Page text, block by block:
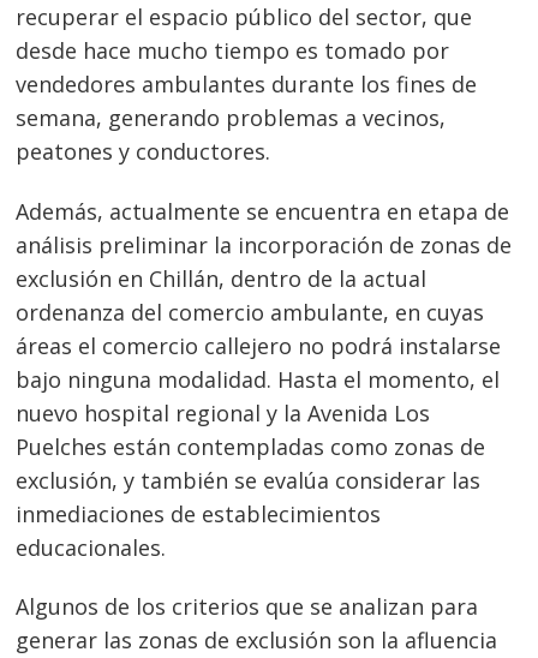
recuperar el espacio público del sector, que
desde hace mucho tiempo es tomado por
vendedores ambulantes durante los fines de
semana, generando problemas a vecinos,
peatones y conductores.
Además, actualmente se encuentra en etapa de
análisis preliminar la incorporación de zonas de
exclusión en Chillán, dentro de la actual
ordenanza del comercio ambulante, en cuyas
áreas el comercio callejero no podrá instalarse
bajo ninguna modalidad. Hasta el momento, el
nuevo hospital regional y la Avenida Los
Puelches están contempladas como zonas de
exclusión, y también se evalúa considerar las
inmediaciones de establecimientos
educacionales.
Algunos de los criterios que se analizan para
generar las zonas de exclusión son la afluencia